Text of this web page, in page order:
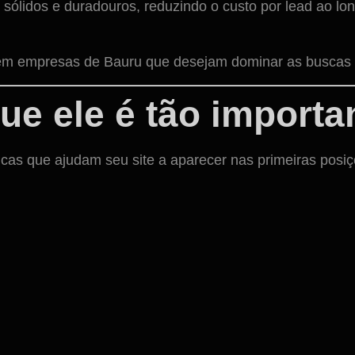
e duradouros, reduzindo o custo por lead ao
empresas de Bauru que desejam dominar as
ele é tão
que ajudam seu site a aparecer nas primeiras